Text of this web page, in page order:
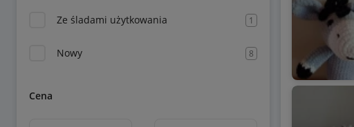
Ze śladami użytkowania 1
Nowy 8
Cena